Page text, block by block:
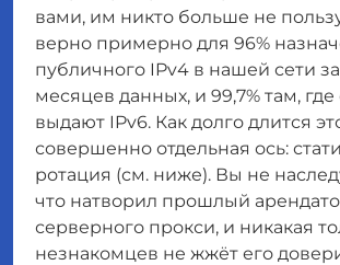
вами, им никто больше не
верно примерно для 96%
публичного IPv4 в нашей сети
месяцев данных, и 99,7% там,
выдают IPv6. Как долго длится
совершенно отдельная ось:
ротация (см. ниже). Вы не
что натворил прошлый
серверного прокси, и никакая
незнакомцев не жжёт его